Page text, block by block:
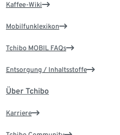
Kaffee-Wiki
Mobilfunklexikon
Tchibo MOBIL FAQs
Entsorgung / Inhaltsstoffe
Über Tchibo
Karriere